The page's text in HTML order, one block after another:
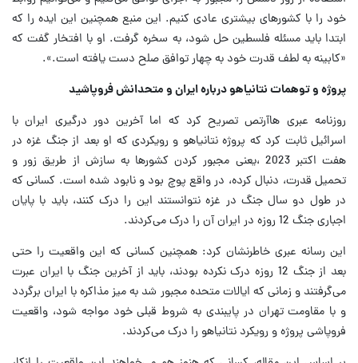
خود را با کشورهای بیشتری عادی کنیم. این منبع همچنین این ایده را که
ابتدا باید مسئله فلسطین حل شود، به سخره گرفت. او با افتخار گفت که
«کابینه به لطف قدرت خود به چهار توافق صلح دست یافته است.».
پروژه و توهمات نتانیاهو درباره ایران و متحدانش فروپاشید
روزنامه عبری هاآرتص تصریح کرد که اما آخرین دور درگیری ایران با
اسرائیل ثابت کرد که پروژه نتانیاهو و رویکردی که او بعد از جنگ غزه در
هفت اکتبر 2023 ،یعنی مجبور کردن کشورها به سازش از طریق زور و
تحمیل قدرت، دنبال کرده، در واقع پوچ بود و نابود شده است. کسانی که
در طول دو سال جنگ در غزه نتوانستند این را درک کنند، باید با پایان
اجباری جنگ 12 روزه در ایران آن را درک می‌کردند.
این رسانه عبری خاطرنشان کرد: همچنین کسانی که این واقعیت را حتی
بعد از جنگ 12 روزه درک نکرده بودند، باید از آخرین جنگ با ایران عبرت
می‌گرفتند و زمانی که ایالات متحده مجبور شد به میز مذاکره با ایران برگردد
و با مقاومت تهران در پایبندی به شروط قبلی خود مواجه شود، واقعیت
فروپاشی پروژه و رویکرد نتانیاهو را درک می‌کردند.